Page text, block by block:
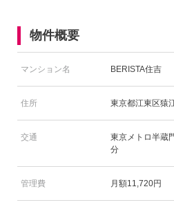
物件概要
マンション名 BERISTA住吉
住所 東京都江東区猿
交通
東京メトロ半蔵
分
管理費 月額11,720円